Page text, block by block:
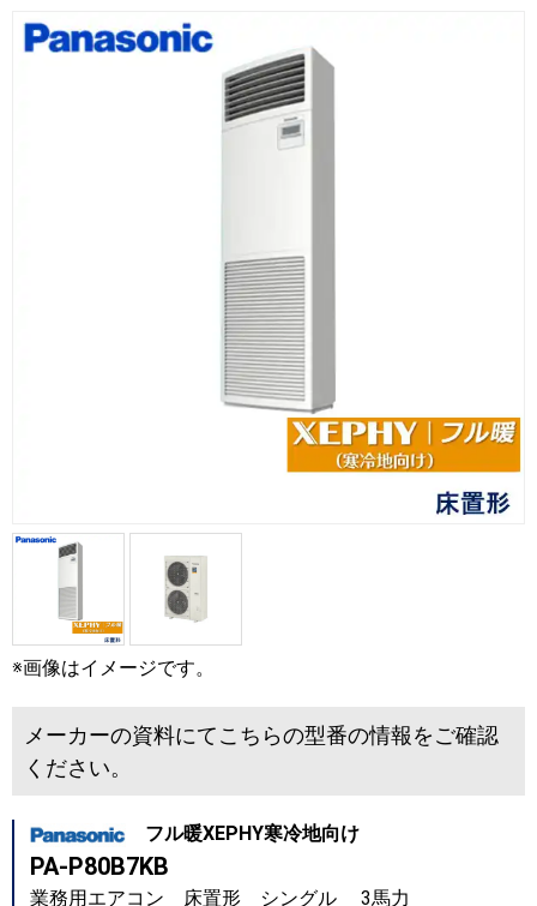
※画像はイメージです。
メーカーの資料にてこちらの型番の情報をご確認
ください。
フル暖XEPHY寒冷地向け
PA-P80B7KB
業務用エアコン 床置形 シングル 3馬力